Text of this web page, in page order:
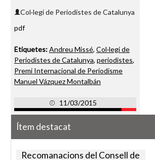
Col·legi de Periodistes de Catalunya
pdf
Etiquetes:Andreu Missé, Col·legi de
Periodistes de Catalunya, periodistes,
Premi Internacional de Periodisme
Manuel Vázquez Montalbán
11/03/2015
Ítem destacat
Recomanacions del Consell de